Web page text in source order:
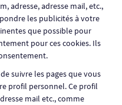
adresse, adresse mail, etc.,
les publicités à votre
que possible pour
pour ces cookies. Ils
suivre les pages que vous
profil personnel. Ce profil
mail etc., comme